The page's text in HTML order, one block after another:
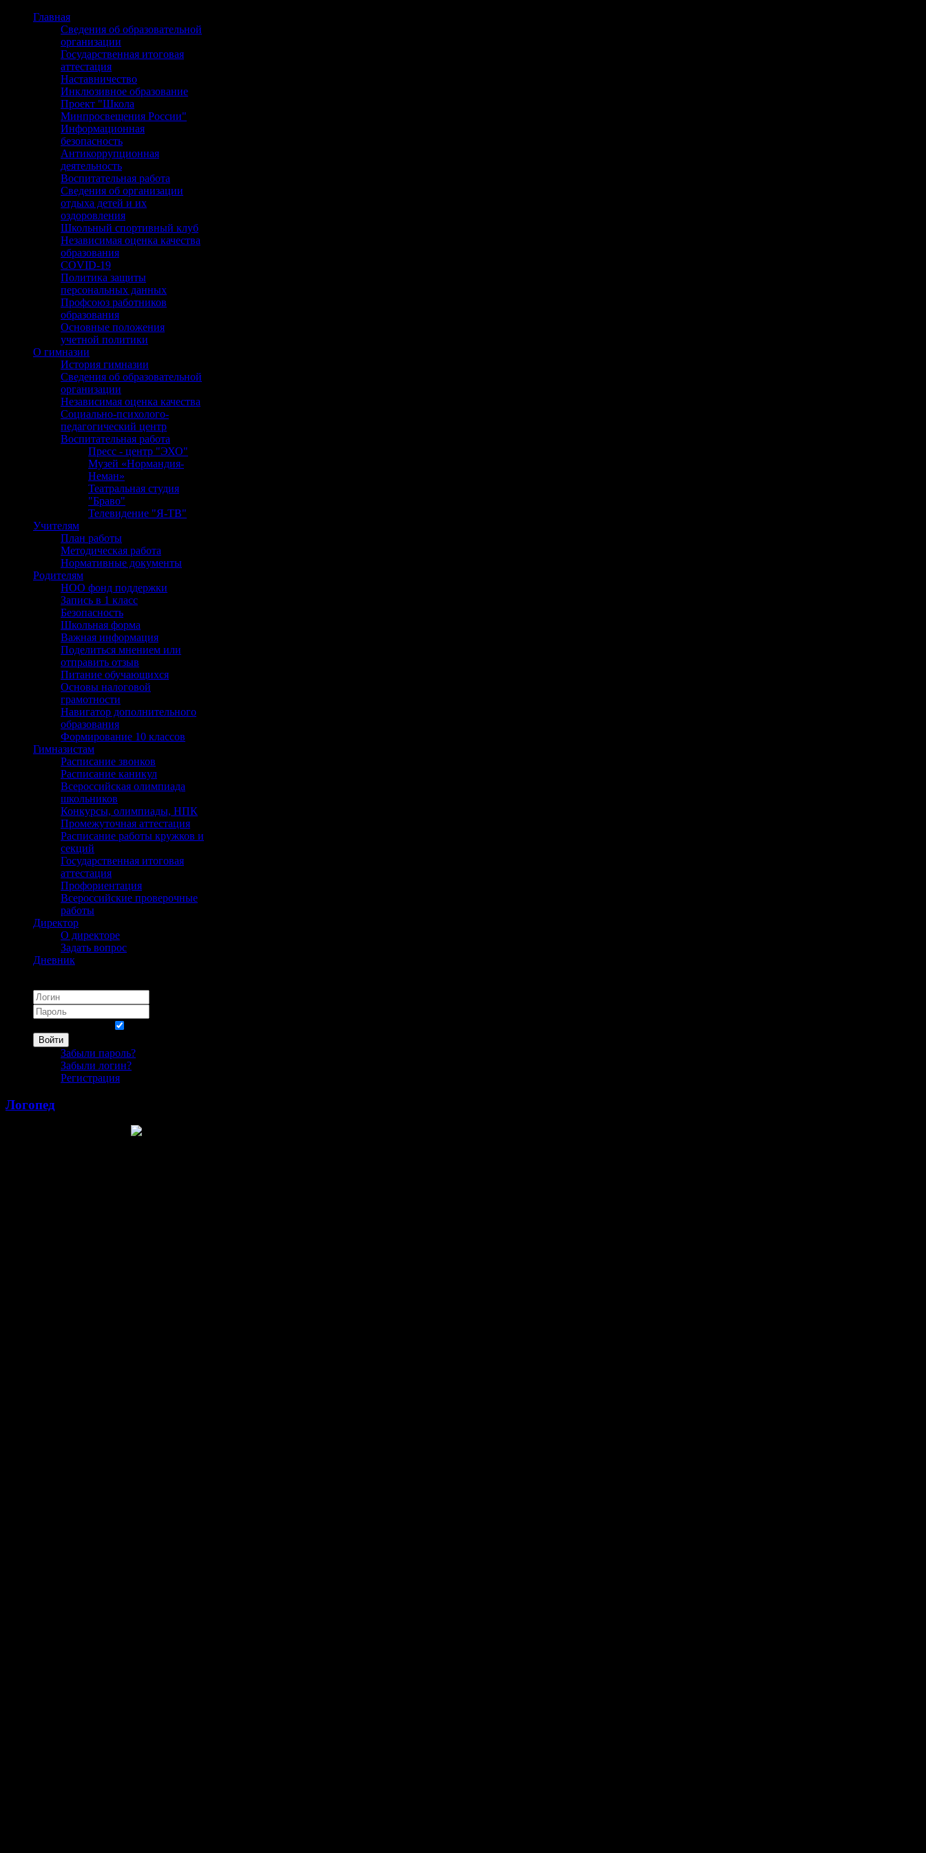
Главная
Сведения об образовательной
организации
Государственная итоговая
аттестация
Наставничество
Инклюзивное образование
Проект "Школа
Минпросвещения России"
Информационная
безопасность
Антикоррупционная
деятельность
Воспитательная работа
Сведения об организации
отдыха детей и их
оздоровления
Школьный спортивный клуб
Независимая оценка качества
образования
COVID-19
Политика защиты
персональных данных
Профсоюз работников
образования
Основные положения
учетной политики
О гимназии
История гимназии
Сведения об образовательной
организации
Независимая оценка качества
Социально-психолого-
педагогический центр
Воспитательная работа
Пресс - центр "ЭХО"
Музей «Нормандия-
Неман»
Театральная студия
"Браво"
Телевидение "Я-ТВ"
Учителям
План работы
Методическая работа
Нормативные документы
Родителям
НОО фонд поддержки
Запись в 1 класс
Безопасность
Школьная форма
Важная информация
Поделиться мнением или
отправить отзыв
Питание обучающихся
Основы налоговой
грамотности
Навигатор дополнительного
образования
Формирование 10 классов
Гимназистам
Расписание звонков
Расписание каникул
Всероссийская олимпиада
школьников
Конкурсы, олимпиады, НПК
Промежуточная аттестация
Расписание работы кружков и
секций
Государственная итоговая
аттестация
Профориентация
Всероссийские проверочные
работы
Директор
О директоре
Задать вопрос
Дневник
Войти
Забыли пароль?
Забыли логин?
Регистрация
Логопед